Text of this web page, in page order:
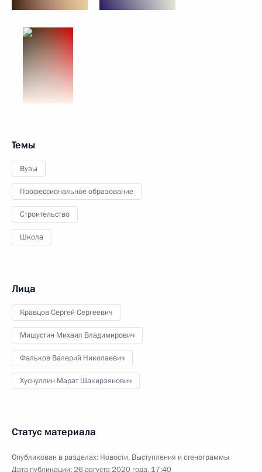
Темы
Вузы
Профессиональное образование
Строительство
Школа
Лица
Кравцов Сергей Сергеевич
Мишустин Михаил Владимирович
Фальков Валерий Николаевич
Хуснуллин Марат Шакирзянович
Статус материала
Опубликован в разделах: Новости, Выступления и стенограммы
Дата публикации:26 августа 2020 года, 17:40